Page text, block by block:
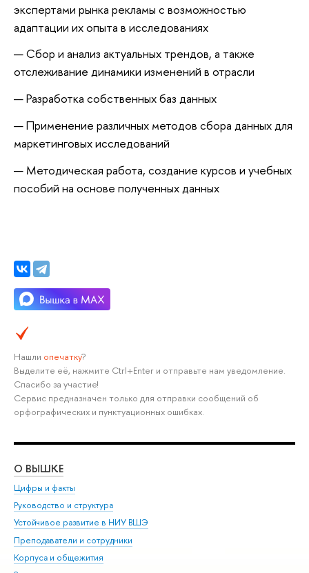
экспертами рынка рекламы с возможностью
адаптации их опыта в исследованиях
Сбор и анализ актуальных трендов, а также
отслеживание динамики изменений в отрасли
Разработка собственных баз данных
Применение различных методов сбора данных для
маркетинговых исследований
Методическая работа, создание курсов и учебных
пособий на основе полученных данных
Нашли опечатку?
Выделите её, нажмите Ctrl+Enter и отправьте нам уведомление.
Спасибо за участие!
Сервис предназначен только для отправки сообщений об
орфографических и пунктуационных ошибках.
О ВЫШКЕ
Цифры и факты
Руководство и структура
Устойчивое развитие в НИУ ВШЭ
Преподаватели и сотрудники
Корпуса и общежития